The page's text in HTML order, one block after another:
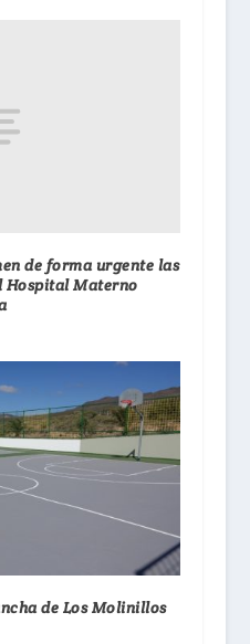
de forma urgente las
Hospital Materno
de Los Molinillos